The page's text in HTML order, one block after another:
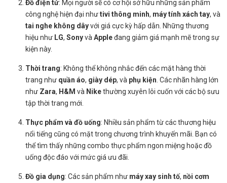
Đồ điện tử: Mọi người sẽ có cơ hội sở hữu những sản phẩm
công nghệ hiện đại nhưtivi thông minh, máy tính xách tay, và
tai nghe không dâyvới giá cực kỳ hấp dẫn. Những thương
hiệu như LG, Sonyvà Appleđang giảm giá mạnh mẽ trong sự
kiện này.
Thời trang: Không thể không nhắc đến các mặt hàng thời
trang như quần áo, giày dép, và phụ kiện . Các nhãn hàng lớn
như Zara, H&M và Nikethường xuyên lôi cuốn với các bộ sưu
tập thời trang mới.
Thực phẩm và đồ uống: Nhiều sản phẩm từ các thương hiệu
nổi tiếng cũng có mặt trong chương trình khuyến mãi. Bạn có
thể tìm thấy những combo thực phẩm ngon miệng hoặc đồ
uống độc đáo với mức giá ưu đãi.
Đồ gia dụng: Các sản phẩm như máy xay sinh tố, nồi cơm